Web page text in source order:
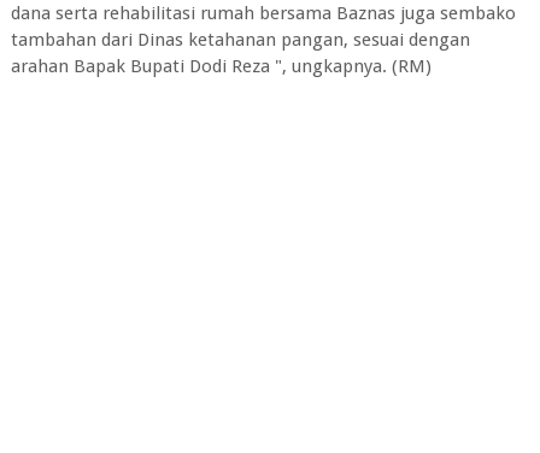
dana serta rehabilitasi rumah bersama Baznas juga sembako
tambahan dari Dinas ketahanan pangan, sesuai dengan
arahan Bapak Bupati Dodi Reza ", ungkapnya. (RM)